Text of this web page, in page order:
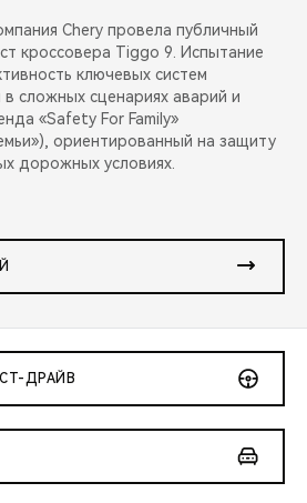
Chery провела публичный
кроссовера Tiggo 9. Испытание
ключевых систем
сложных сценариях аварий и
«Safety For Family»
ориентированный на защиту
дорожных условиях.
ДРАЙВ